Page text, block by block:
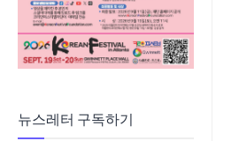
뉴스레터 구독하기